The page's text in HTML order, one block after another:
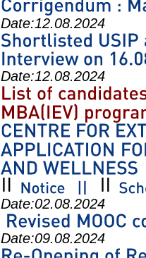
Date:12.08.2024
Date:12.08.2024
Date:02.08.2024
Date:09.08.2024